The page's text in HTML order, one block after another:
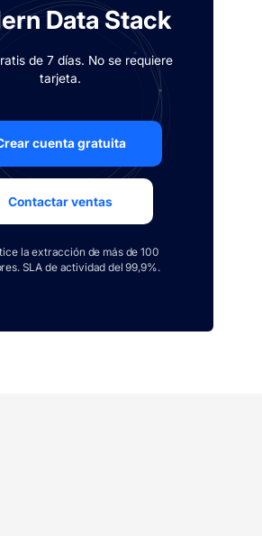
Data Stack
de 7 días. No se requiere
tarjeta.
cuenta gratuita
Contactar ventas
la extracción de más de 100
SLA de actividad del 99,9%.